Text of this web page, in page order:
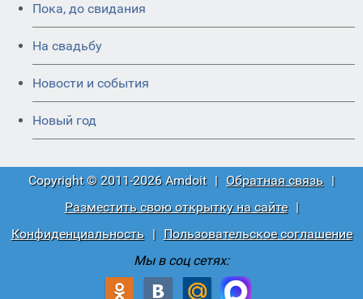
Пока, до свидания
На свадьбу
Новости и события
Новый год
Copyright © 2011-2026 Amdoit | Обратная связь |
Разместить свою открытку на сайте
|
Конфиденциальность
|
Пользовательское соглашение
Мы в соц сетях: